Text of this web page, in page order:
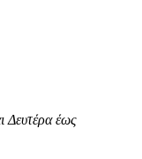
Δευτέρα έως